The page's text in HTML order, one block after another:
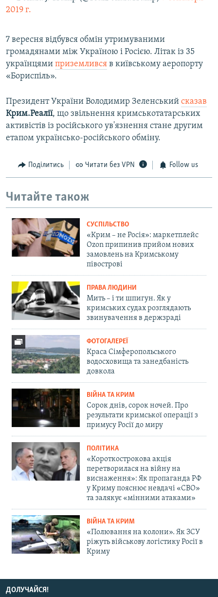
2019 г.
7 вересня відбувся обмін утримуваними
громадянами між Україною і Росією. Літак із 35
українцями приземлився в київському аеропорту
«Бориспіль».
Президент України Володимир Зеленський сказав
Крим.Реалії, що звільнення кримськотатарських
активістів із російського ув'язнення стане другим
етапом українсько-російського обміну.
Поділитись Читати без VPN Follow us
Читайте також
СУСПІЛЬСТВО
«Крим – не Росія»: маркетплейс
Ozon припинив прийом нових
замовлень на Кримському
півострові
ПРАВА ЛЮДИНИ
Мить – і ти шпигун. Як у
кримських судах розглядають
звинувачення в держзраді
ФОТОГАЛЕРЕЇ
Краса Сімферопольського
водосховища та занедбаність
довкола
ВІЙНА ТА КРИМ
Сорок днів, сорок ночей. Про
результати кримської операції з
примусу Росії до миру
ПОЛІТИКА
«Короткострокова акція
перетворилася на війну на
виснаження»: Як пропаганда РФ
у Криму пояснює невдачі «СВО»
та залякує «мінними атаками»
ВІЙНА ТА КРИМ
«Полювання на колони». Як ЗСУ
ріжуть військову логістику Росії в
Криму
ДОЛУЧАЙСЯ!